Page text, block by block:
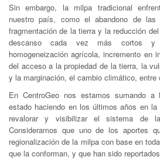
Sin embargo, la milpa tradicional
nuestro país, como el abandono de
fragmentación de la tierra y la reducción
descanso cada vez más cortos y
homogeneización agrícola, incremento en
del acceso a la propiedad de la tierra, la
y la marginación, el cambio climático, entre
En CentroGeo nos estamos sumando
estado haciendo en los últimos años en
revalorar y visibilizar el sistema de
Consideramos que uno de los aportes
regionalización de la milpa con base en
que la conforman, y que han sido